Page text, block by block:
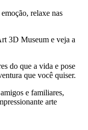
relaxe nas
3D Museum e veja a
do que a vida e pose
que você quiser.
e familiares,
arte